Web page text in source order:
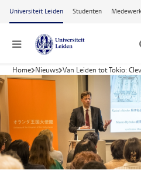
Ga naar hoofdinhoud
Universiteit Leiden Studenten
Menu
Home Nieuws Van Leiden tot Tokio: